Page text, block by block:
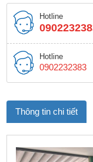
Hotline
Hotline
0902232383
Thông tin chi tiết